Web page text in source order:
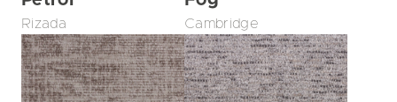
Rizada Cambridge